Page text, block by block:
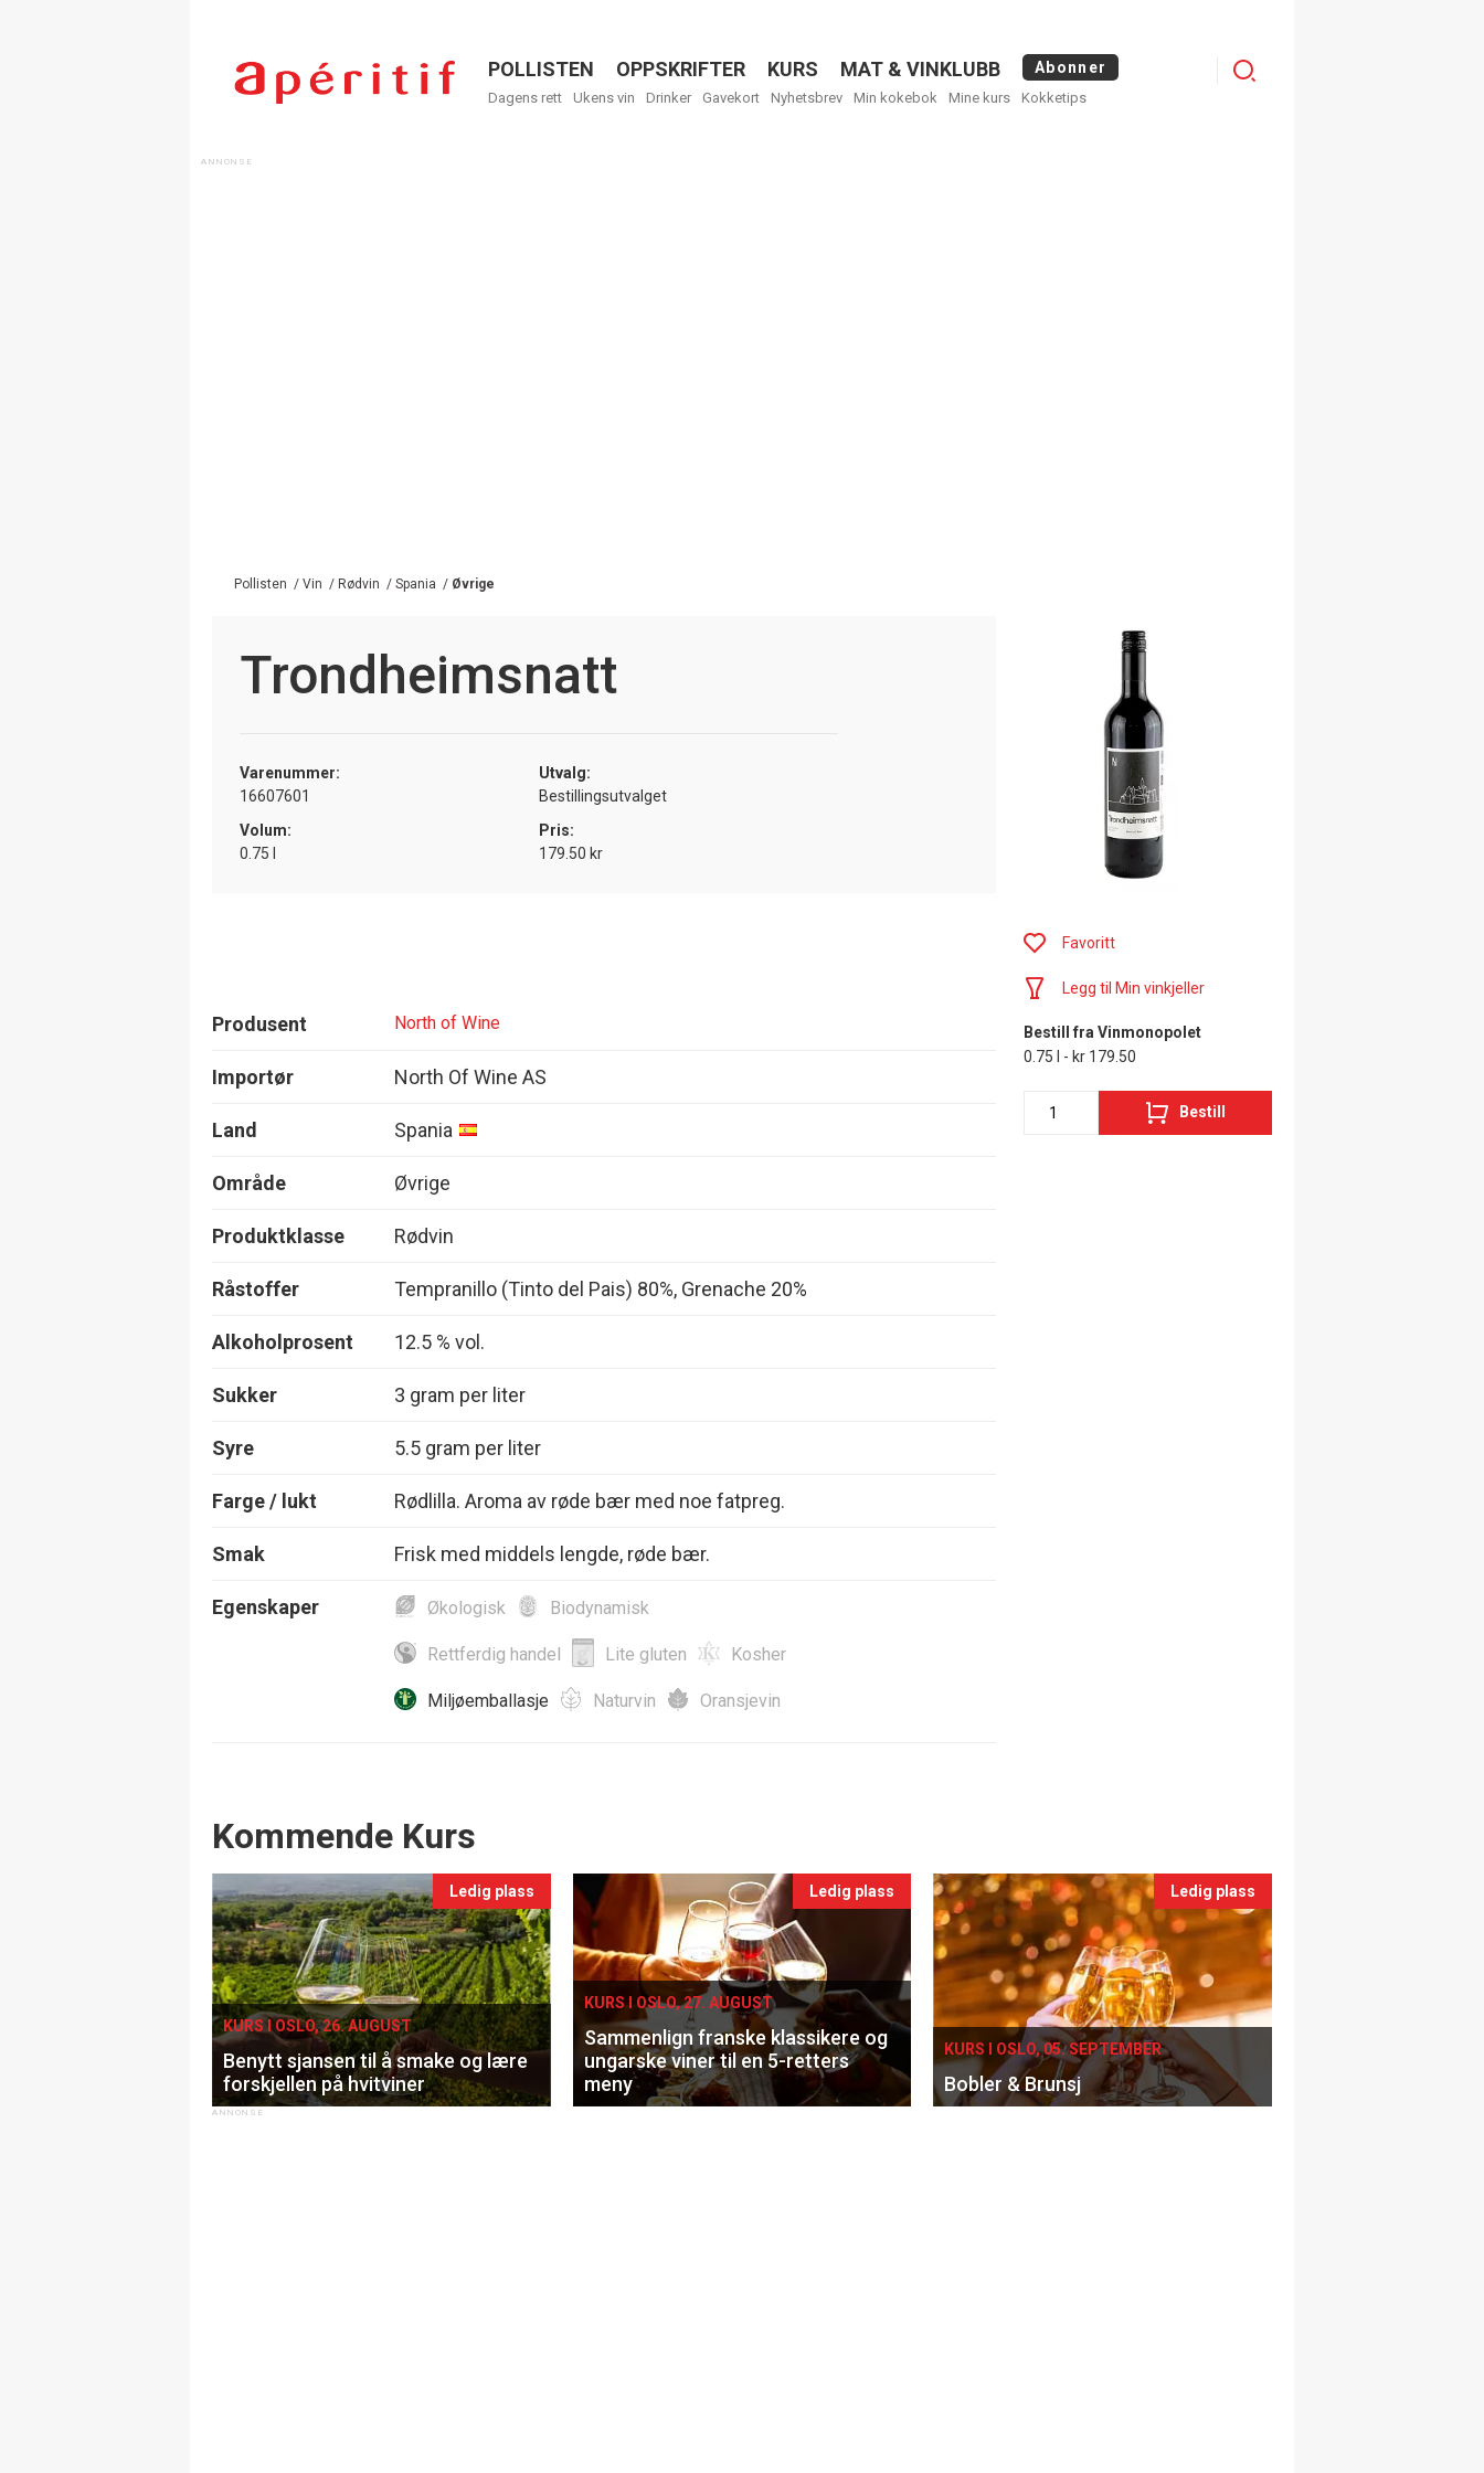
Menu
POLLISTEN OPPSKRIFTER KURS MAT & VINKLUBB Abonner
Dagens rett Ukens vin Drinker Gavekort Nyhetsbrev Min kokebok Mine kurs Kokketips
Menu
Pollisten / Vin / Rødvin / Spania / Øvrige
Trondheimsnatt
Varenummer:
16607601
Utvalg:
Bestillingsutvalget
Volum:
0.75 l
Pris:
179.50 kr
Produsent North of Wine
Importør North Of Wine AS
Land Spania
Område Øvrige
Produktklasse Rødvin
Råstoffer Tempranillo (Tinto del Pais) 80%, Grenache 20%
Alkoholprosent 12.5 % vol.
Sukker 3 gram per liter
Syre 5.5 gram per liter
Farge / lukt Rødlilla. Aroma av røde bær med noe fatpreg.
Smak Frisk med middels lengde, røde bær.
Egenskaper Økologisk Biodynamisk
Rettferdig handel Lite gluten Kosher
Miljøemballasje Naturvin Oransjevin
Favoritt
Legg til Min vinkjeller
Bestill fra Vinmonopolet
0.75 l - kr 179.50
Bestill
Events
Kommende Kurs
Ledig plass
KURS I OSLO, 26. AUGUST
Benytt sjansen til å smake og lære
forskjellen på hvitviner
Ledig plass
KURS I OSLO, 27. AUGUST
Sammenlign franske klassikere og
ungarske viner til en 5-retters
meny
Ledig plass
KURS I OSLO, 05. SEPTEMBER
Bobler & Brunsj